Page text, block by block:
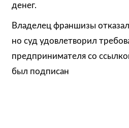
денег.
Владелец франшизы
но суд удовлетворил
предпринимателя со
был подписан